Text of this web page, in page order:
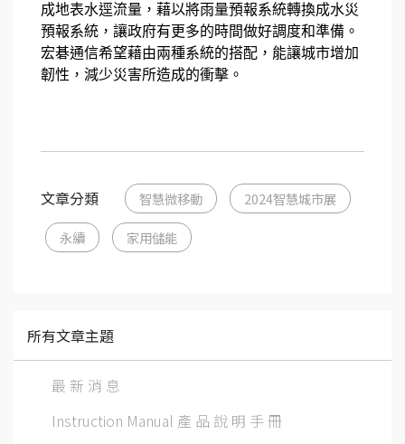
成地表水逕流量，藉以將雨量預報系統轉換成水災
預報系統，讓政府有更多的時間做好調度和準備。
宏碁通信希望藉由兩種系統的搭配，能讓城市增加
韌性，減少災害所造成的衝擊。
文章分類 智慧微移動 2024智慧城市展
永續 家用儲能
所有文章主題
最 新 消 息
Instruction Manual 產 品 說 明 手 冊